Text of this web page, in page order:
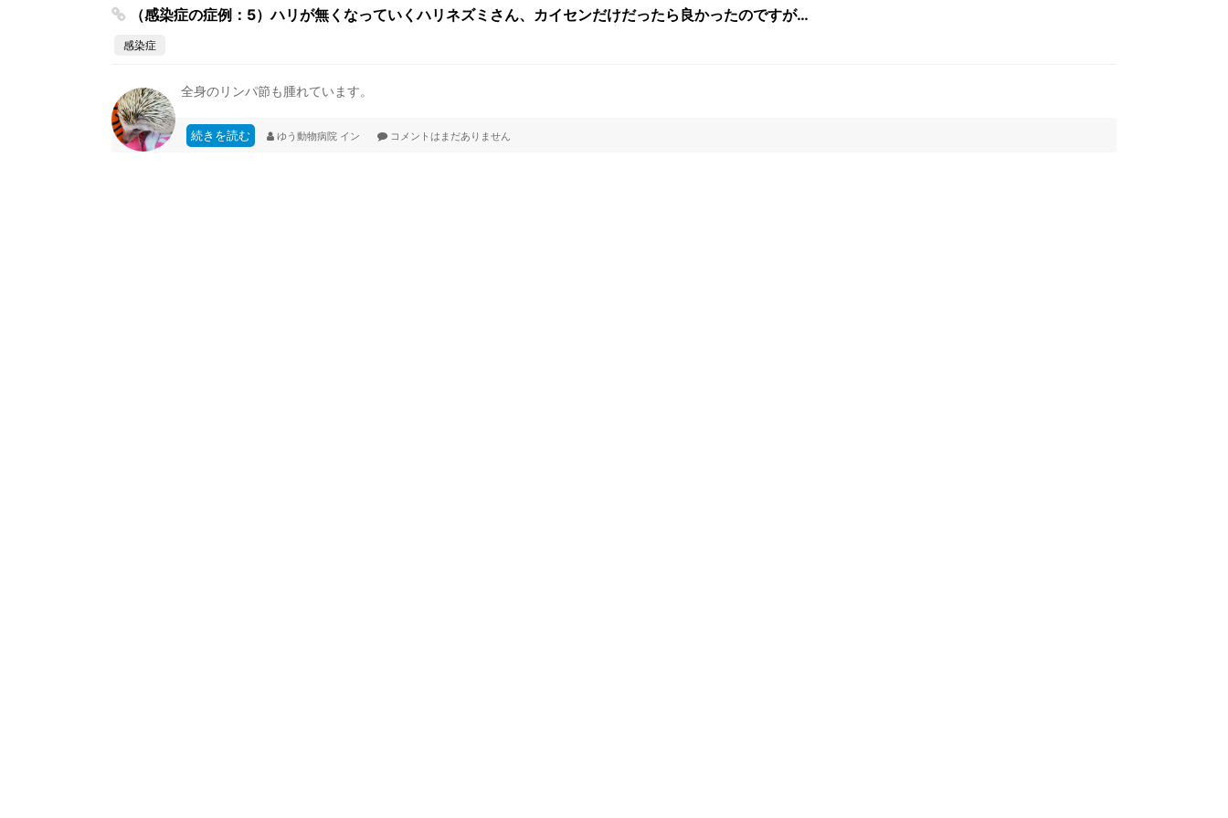
（感染症の症例：5）ハリが無くなっていくハリネズミさん、カイセンだけだったら良かったのですが…
感染症
全身のリンパ節も腫れています。
続きを読む ゆう動物病院 イン コメントはまだありません